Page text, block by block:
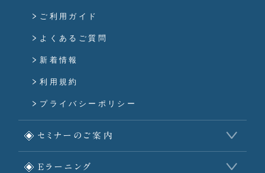
ご利用ガイド
よくあるご質問
新着情報
利用規約
プライバシーポリシー
セミナーのご案内
Eラーニング